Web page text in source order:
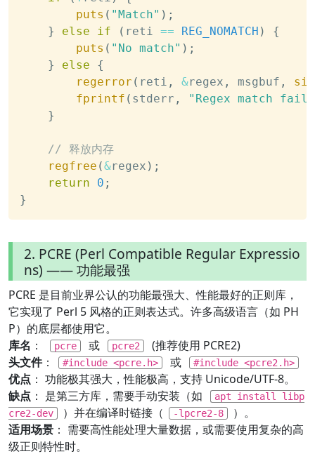
puts ( "Match" ) ;
}
else if ( reti == REG_NOMATCH )
{
puts ( "No match" ) ;
}
else
{
regerror ( reti , &regex , msgbuf ,
fprintf ( stderr ,
"Regex match
}
// 释放内存
regfree (&regex ) ;
return
0 ;
}
2. PCRE (Perl Compatible Regular Expressio
ns) —— 功能最强
PCRE 是目前业界公认的功能最强大、性能最好的正则库，
它实现了 Perl 5 风格的正则表达式。许多高级语言（如 PH
P）的底层都使用它。
库名 ： pcre 或 pcre2
(推荐使用 PCRE2)
头文件： #include <pcre.h> 或 #include <pcre2.h>
优点 ： 功能极其强大，性能极高，支持 Unicode/UTF-8。
缺点 ： 是第三方库，需要手动安装（如
apt install libp
cre2-dev
）并在编译时链接（ -lpcre2-8
）。
适用场景 ： 需要高性能处理大量数据，或需要使用复杂的高
级正则特性时。